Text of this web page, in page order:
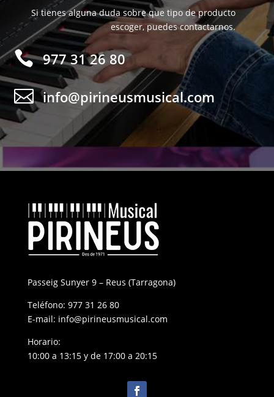
Si tienes alguna duda sobre que tipo de producto
escoger, puedes contactarnos.
 977 31 26 80
 info@pirineusmusical.com
Passeig Sunyer 9 – Reus (Tarragona)
Teléfono: 977 31 26 80
E-mail: info@pirineusmusical.com
Horario:
10:00 a 13:15 y de 17:00 a 20:15